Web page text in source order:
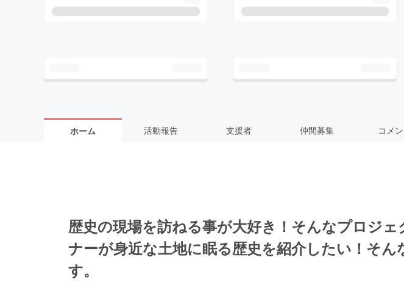
ホーム 活動報告 支援者 仲間募集 コメ
歴史の現場を訪ねる事が大好き！そんなプロジェ
ナーが身近な土地に眠る歴史を紹介したい！そん
す。